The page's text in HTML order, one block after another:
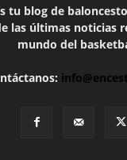
tu blog de
las últimas noticias
mundo del